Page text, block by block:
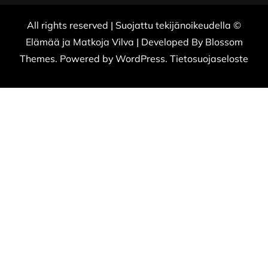
All rights reserved | Suojattu tekijänoikeudella ©
Elämää ja Matkoja Vilva | Developed By Blossom
Themes. Powered byWordPress. Tietosuojaseloste